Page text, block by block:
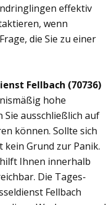
effektiv
wenn
die Sie zu einer
Fellbach (70736)
hohe
Sie ausschließlich auf
können. Sollte sich
Grund zur Panik.
hilft Ihnen innerhalb
Die Tages-
Fellbach